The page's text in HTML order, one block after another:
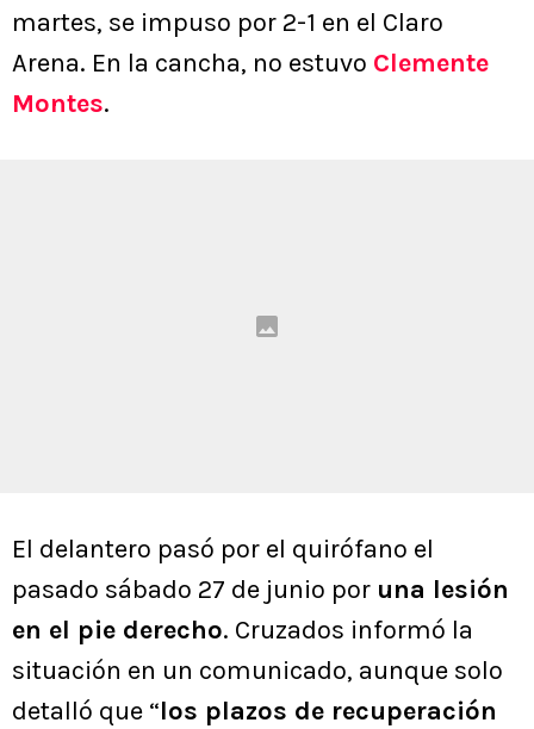
martes, se impuso por 2-1 en el Claro
Arena. En la cancha, no estuvo Clemente
Montes.
El delantero pasó por el quirófano el
pasado sábado 27 de junio por una lesión
en el pie derecho. Cruzados informó la
situación en un comunicado, aunque solo
detalló que “los plazos de recuperación